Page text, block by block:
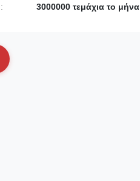
3000000 τεμάχια το μήνα